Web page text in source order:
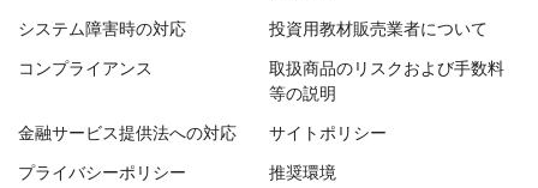
システム障害時の対応 投資用教材販売業者について
コンプライアンス
取扱商品のリスクおよび手数料
等の説明
金融サービス提供法への対応 サイトポリシー
プライバシーポリシー 推奨環境